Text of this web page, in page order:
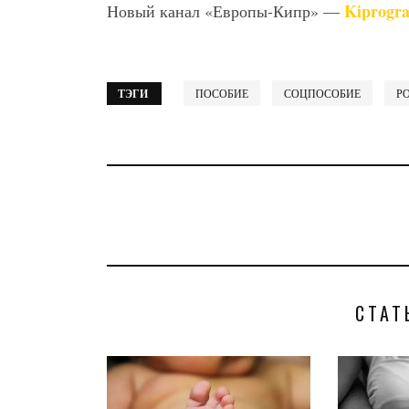
Новый канал «Европы-Кипр» —
ТЭГИ ПОСОБИЕ СОЦПОСОБИЕ